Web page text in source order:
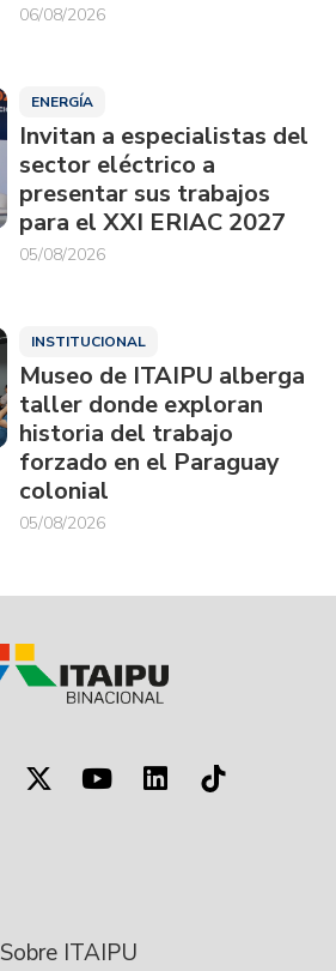
06/08/2026
ENERGÍA
Invitan a especialistas del
sector eléctrico a
presentar sus trabajos
para el XXI ERIAC 2027
05/08/2026
INSTITUCIONAL
Museo de ITAIPU alberga
taller donde exploran
historia del trabajo
forzado en el Paraguay
colonial
05/08/2026
Sobre ITAIPU